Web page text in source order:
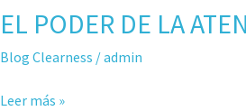
EL PODER DE LA
Blog Clearness /admin
DE
ATENCIÓN
Leer más »